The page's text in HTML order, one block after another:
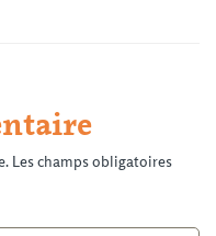
Les champs obligatoires